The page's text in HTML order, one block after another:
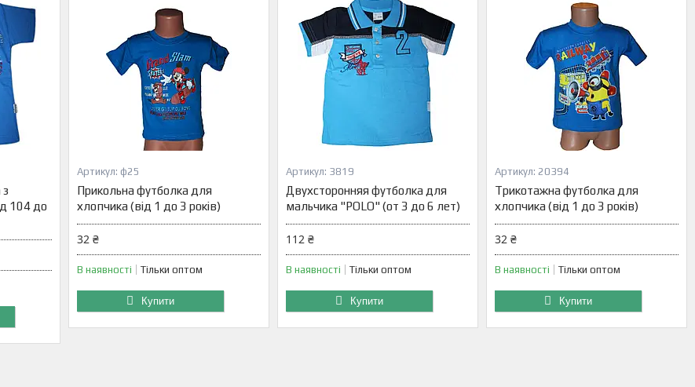
104 до
ф25
Прикольна футболка для
хлопчика (від 1 до 3 років)
32 ₴
В наявності Тільки оптом
Купити
3819
Двухсторонняя футболка для
мальчика "POLO" (от 3 до 6 лет)
112 ₴
В наявності Тільки оптом
Купити
20394
Трикотажна футболка для
хлопчика (від 1 до 3 років)
32 ₴
В наявності Тільки оптом
Купити